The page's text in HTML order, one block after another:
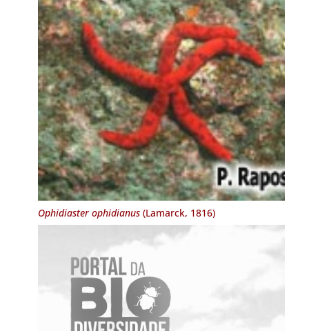
Ophidiaster ophidianus(Lamarck, 1816)